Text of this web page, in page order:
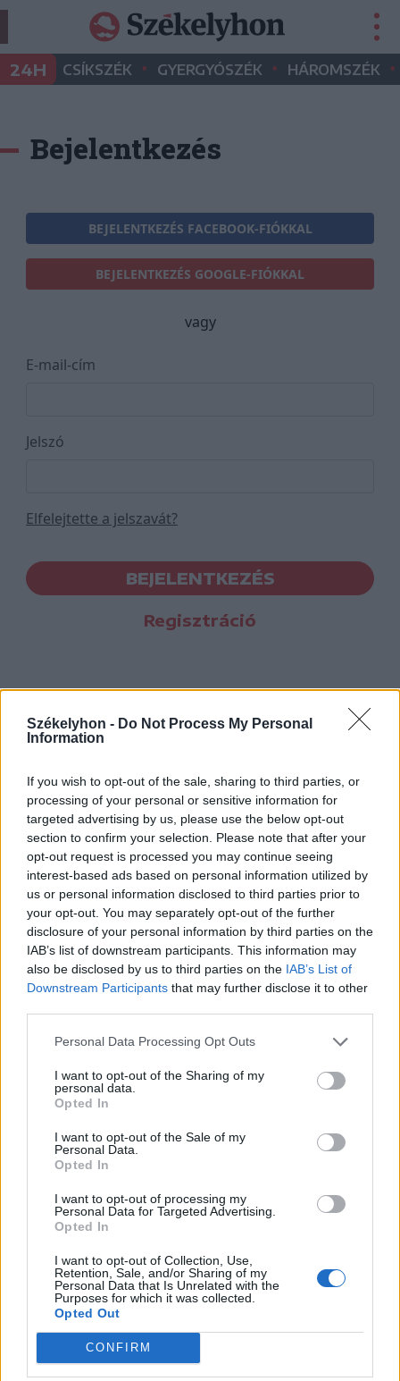
Székelyhon - Do Not Process My Personal
Information
If you wish to opt-out of the sale, sharing to third parties, or
processing of your personal or sensitive information for
targeted advertising by us, please use the below opt-out
section to confirm your selection. Please note that after your
opt-out request is processed you may continue seeing
interest-based ads based on personal information utilized by
us or personal information disclosed to third parties prior to
your opt-out. You may separately opt-out of the further
disclosure of your personal information by third parties on the
IAB’s list of downstream participants. This information may
also be disclosed by us to third parties on the IAB’s List of
Downstream Participants that may further disclose it to other
Personal Data Processing Opt Outs
I want to opt-out of the Sharing of my
personal data.
Opted In
I want to opt-out of the Sale of my
Personal Data.
Opted In
I want to opt-out of processing my
Personal Data for Targeted Advertising.
Opted In
I want to opt-out of Collection, Use,
Retention, Sale, and/or Sharing of my
Personal Data that Is Unrelated with the
Purposes for which it was collected.
Opted Out
CONFIRM
24H CSÍKSZÉK • GYERGYÓSZÉK • HÁROMSZÉK •
Bejelentkezés
BEJELENTKEZÉS FACEBOOK-FIÓKKAL
BEJELENTKEZÉS GOOGLE-FIÓKKAL
vagy
E-mail-cím
Jelszó
Elfelejtette a jelszavát?
BEJELENTKEZÉS
Regisztráció
Hasznos
Impresszum
Szerzői jogok
Adatvédelmi tájékoztató
Cookie-kezelési tájékoztató
Hozzászólási szabályzat
Nyomtatott lapjaink archívuma
Székely Hírmondó archívuma
Sütibeállítások
Médiatér
Liget
Krónika
Bihari Napló
Erdélyi Napló
Főtér